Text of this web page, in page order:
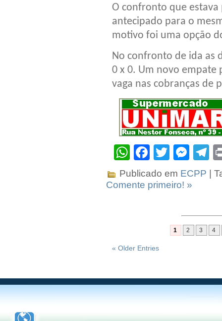
O confronto que
antecipado para o
motivo foi uma opção
No confronto de ida as
0 x 0. Um novo empate
vaga nas cobranças de
WhatsApp
Facebook
Twitter
Publicado em ECPP |
Comente primeiro! »
1 2 3 4
« Older Entries